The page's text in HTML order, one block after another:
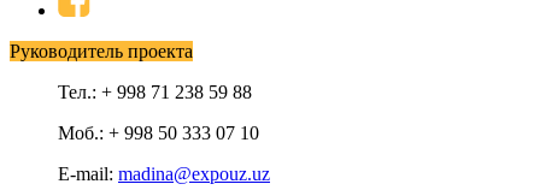
Руководитель проекта
Тел.: + 998 71 238 59 88
Моб.: + 998 50 333 07 10
E-mail: madina@expouz.uz